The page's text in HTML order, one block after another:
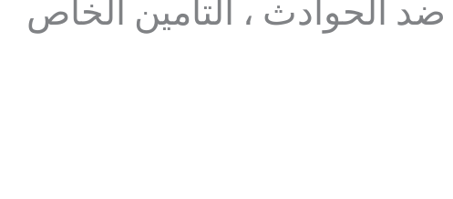
ضد الحوادث ، التأمين الخاص